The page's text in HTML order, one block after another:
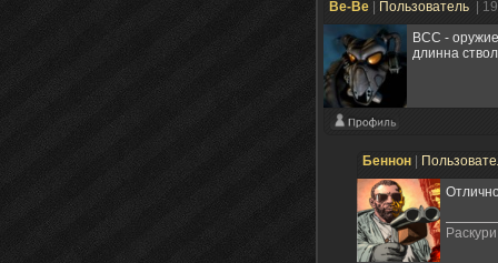
Be-Be Пользователь
|
ВСС -
длинна
Беннон